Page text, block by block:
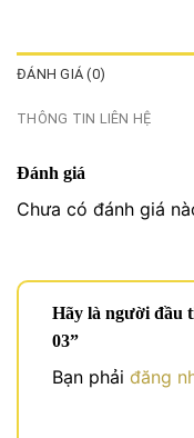
ĐÁNH GIÁ (0)
THÔNG TIN LIÊN HỆ
Đánh giá
Chưa có đánh giá
Hãy là người đầu
03”
Bạn phải đăng